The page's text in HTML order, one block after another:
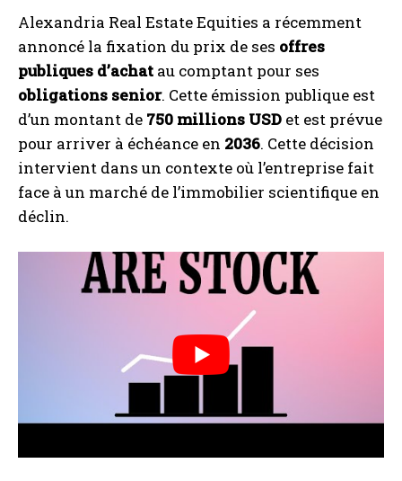
Alexandria Real Estate Equities a récemment
annoncé la fixation du prix de ses offres
publiques d’achat au comptant pour ses
obligations senior. Cette émission publique est
d’un montant de 750 millions USD et est prévue
pour arriver à échéance en 2036. Cette décision
intervient dans un contexte où l’entreprise fait
face à un marché de l’immobilier scientifique en
déclin.